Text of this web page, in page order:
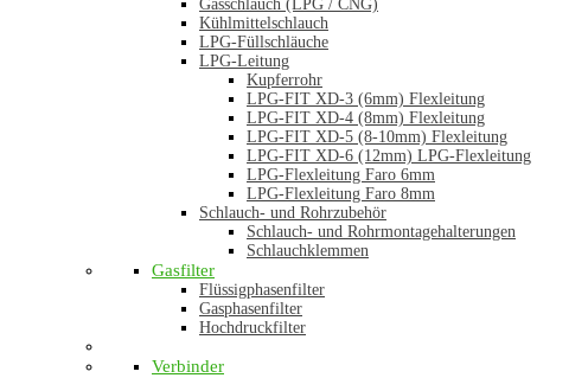
Gasschlauch (LPG / CNG)
Kühlmittelschlauch
LPG-Füllschläuche
LPG-Leitung
Kupferrohr
LPG-FIT XD-3 (6mm) Flexleitung
LPG-FIT XD-4 (8mm) Flexleitung
LPG-FIT XD-5 (8-10mm) Flexleitung
LPG-FIT XD-6 (12mm) LPG-Flexleitung
LPG-Flexleitung Faro 6mm
LPG-Flexleitung Faro 8mm
Schlauch- und Rohrzubehör
Schlauch- und Rohrmontagehalterungen
Schlauchklemmen
Gasfilter
Flüssigphasenfilter
Gasphasenfilter
Hochdruckfilter
Verbinder